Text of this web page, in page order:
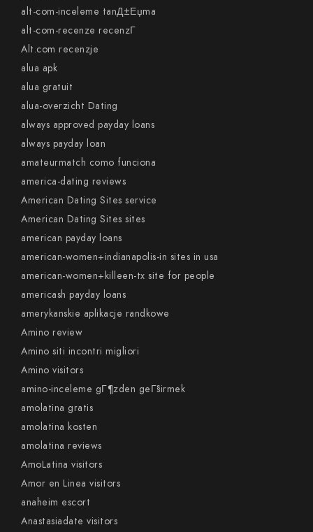
alt-com-inceleme tanД±Еџma
alt-com-recenze recenzГ­
Alt.com recenzje
alua apk
alua gratuit
alua-overzicht Dating
always approved payday loans
always payday loan
amateurmatch como funciona
america-dating reviews
American Dating Sites service
American Dating Sites sites
american payday loans
american-women+indianapolis-in sites in usa
american-women+killeen-tx site for people
americash payday loans
amerykanskie aplikacje randkowe
Amino review
Amino siti incontri migliori
Amino visitors
amino-inceleme gГ¶zden geГ§irmek
amolatina gratis
amolatina kosten
amolatina reviews
AmoLatina visitors
Amor en Linea visitors
anaheim escort
Anastasiadate visitors